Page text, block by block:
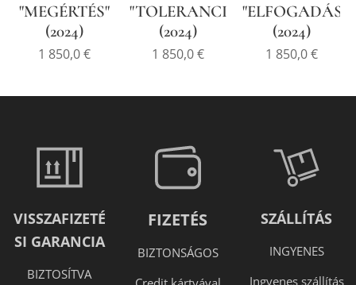
"MEGÉRTÉS"
(2024)
1 850,0€
"TOLERANCIA"
(2024)
1 850,0€
"ELFOGADÁS"
(2024)
1 850,0€
VISSZAFIZETÉ
SI GARANCIA
BIZTOSÍTVA
FIZETÉS
BIZTONSÁGOS
SZÁLLÍTÁS
INGYENES
Ingyenes szállítás